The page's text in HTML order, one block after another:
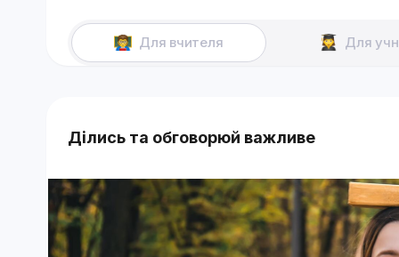
Для вчителя Для
Ділись та обговорюй важливе